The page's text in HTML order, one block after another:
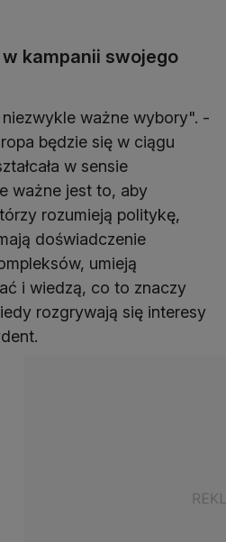
kampanii swojego
ważne wybory". -
będzie się w ciągu
w sensie
ważne jest to, aby
rozumieją politykę,
doświadczenie
umieją
i wiedzą, co to znaczy
rozgrywają się interesy